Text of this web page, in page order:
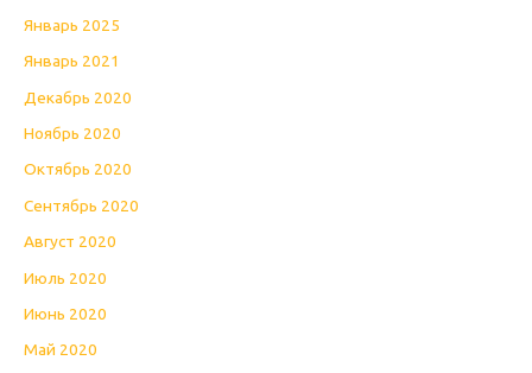
Январь 2025
Январь 2021
Декабрь 2020
Ноябрь 2020
Октябрь 2020
Сентябрь 2020
Август 2020
Июль 2020
Июнь 2020
Май 2020